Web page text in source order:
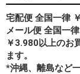
宅配便 全国一律
メール便 全国一
￥3.980以上のお
ます。
*沖縄、離島など